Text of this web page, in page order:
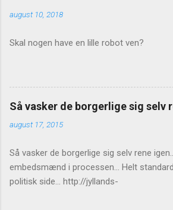
t
e
r
august 10, 2018
Skal nogen have en lille robot ven?
Så vasker de borgerlige sig selv
august 17, 2015
Så vasker de borgerlige sig selv rene
embedsmænd i processen... Helt
politisk side... http://jyllands-